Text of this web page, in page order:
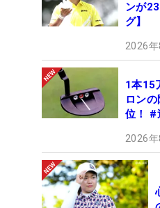
ンが
グ】
2026
1本15
ロン
位！ #
2026